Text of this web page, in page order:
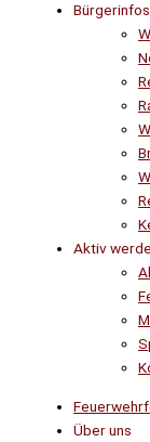
Bürgerinfos
Aktiv
Über uns